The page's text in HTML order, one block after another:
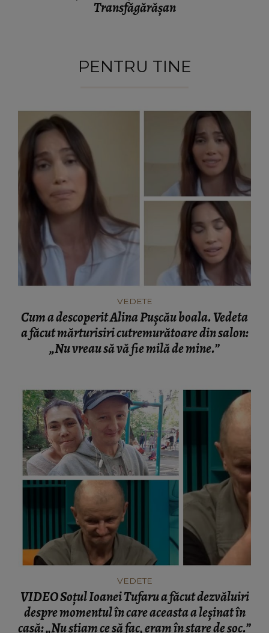
Transfăgărășan
PENTRU TINE
VEDETE
Cum a descoperit Alina Pușcău boala. Vedeta
a făcut mărturisiri cutremurătoare din salon:
„Nu vreau să vă fie milă de mine.”
VEDETE
VIDEO Soțul Ioanei Tufaru a făcut dezvăluiri
despre momentul în care aceasta a leșinat în
casă: „Nu știam ce să fac, eram în stare de șoc.”